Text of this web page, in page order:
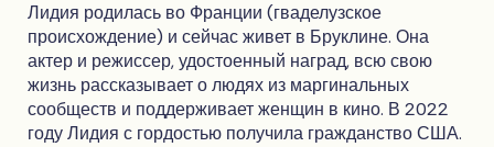
Лидия родилась во Франции (гваделузское
происхождение) и сейчас живет в Бруклине. Она
актер и режиссер, удостоенный наград, всю свою
жизнь рассказывает о людях из маргинальных
сообществ и поддерживает женщин в кино. В 2022
году Лидия с гордостью получила гражданство США.